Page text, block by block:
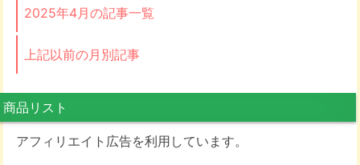
2025年4月の記事一覧
上記以前の月別記事
商品リスト
アフィリエイト広告を利用しています。